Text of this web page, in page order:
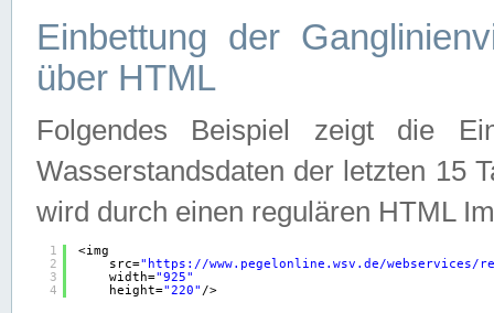
Einbettung der
über HTML
Folgendes Beispiel zeigt die
Wasserstandsdaten der letzten 15
wird durch einen regulären HTML
1
2
3
4
<img
src=" https://www.pegelonline.wsv.de/webservices/
width="925"
height="220" />